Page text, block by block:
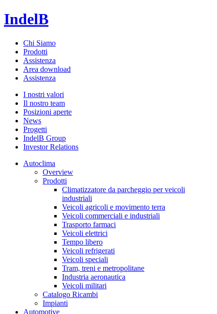
IndelB
Chi Siamo
Prodotti
Assistenza
Area download
Assistenza
I nostri valori
Il nostro team
Posizioni aperte
News
Progetti
IndelB Group
Investor Relations
Autoclima
Overview
Prodotti
Climatizzatore da parcheggio per veicoli
industriali
Veicoli agricoli e movimento terra
Veicoli commerciali e industriali
Trasporto farmaci
Veicoli elettrici
Tempo libero
Veicoli refrigerati
Veicoli speciali
Tram, treni e metropolitane
Industria aeronautica
Veicoli militari
Catalogo Ricambi
Impianti
Automotive